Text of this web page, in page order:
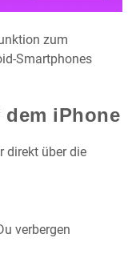
zum
Smartphones
iPhone
direkt über die
verbergen